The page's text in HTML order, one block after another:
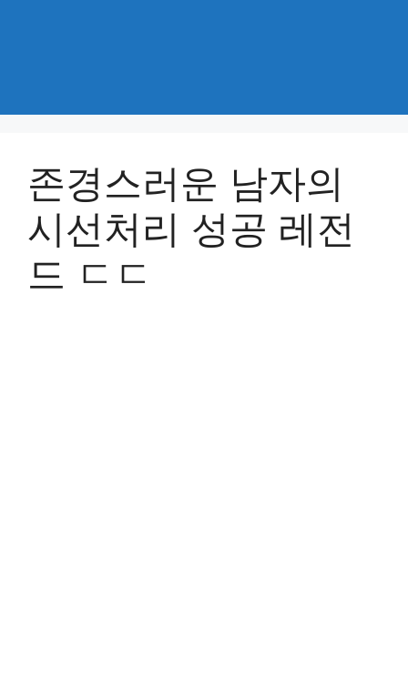
존경스러운 남자의
시선처리 성공 레전
드 ㄷㄷ